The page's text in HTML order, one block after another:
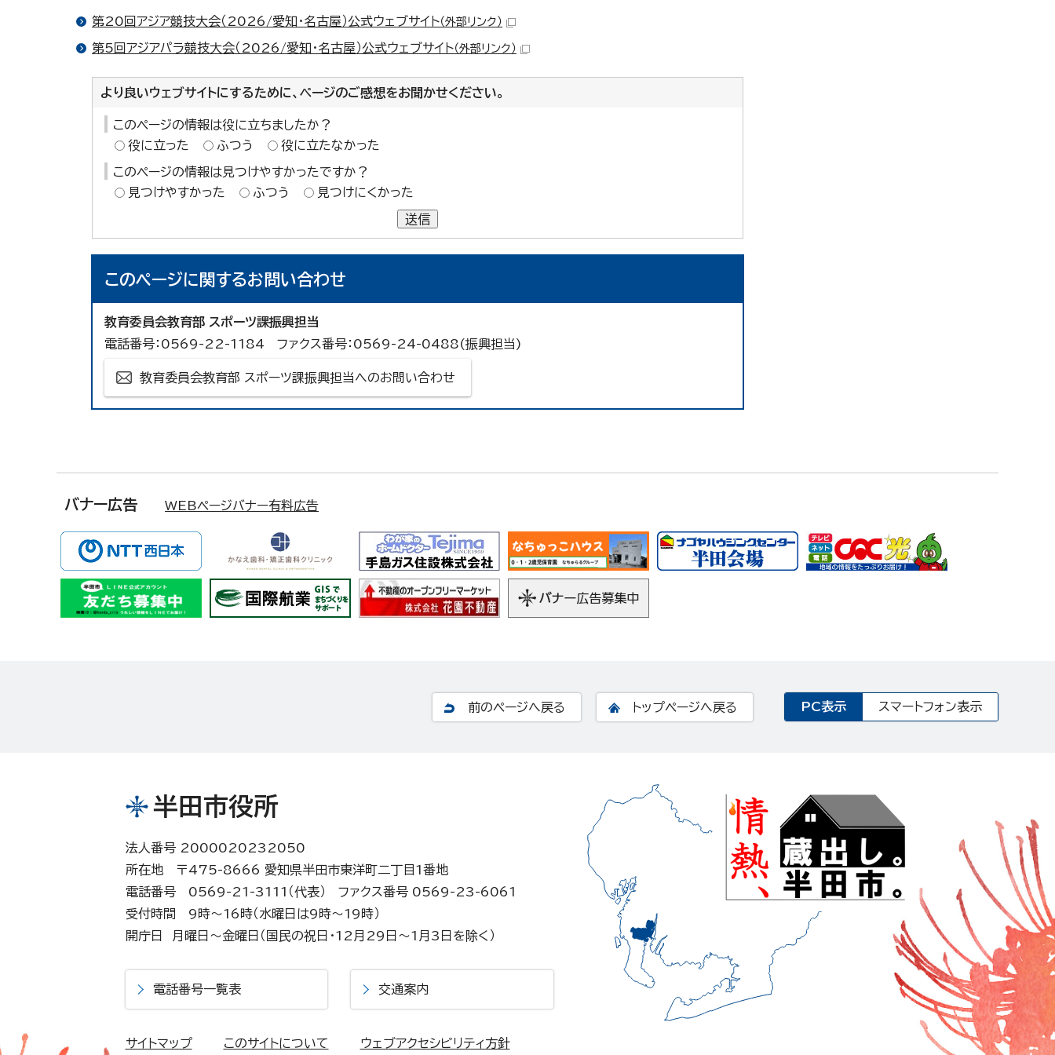
第20回アジア競技大会（2026/愛知・名古屋）公式ウェブサイト（外部リンク）
第5回アジアパラ競技大会（2026/愛知・名古屋）公式ウェブサイト（外部リンク）
より良いウェブサイトにするために、ページのご感想をお聞かせください。
このページの情報は役に立ちましたか？
役に立った
ふつう 役に立たなかった
このページの情報は見つけやすかったですか？
見つけやすかった
ふつう 見つけにくかった
送信
このページに関するお問い合わせ
教育委員会教育部 スポーツ課振興担当
電話番号：0569-22-1184 ファクス番号：0569-24-0488(振興担当)
教育委員会教育部 スポーツ課振興担当へのお問い合わせ
バナー広告 WEBページバナー有料広告
前のページへ戻る トップページへ戻る PC表示 スマートフォン表示
半田市役所
法人番号 2000020232050
所在地 〒475-8666 愛知県半田市東洋町二丁目1番地
電話番号 0569-21-3111（代表） ファクス番号 0569-23-6061
受付時間 9時～16時（水曜日は9時～19時）
開庁日 月曜日～金曜日（国民の祝日・12月29日～1月3日を除く）
電話番号一覧表 交通案内
サイトマップ このサイトについて ウェブアクセシビリティ方針